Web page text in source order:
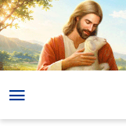
5. Como discernir os